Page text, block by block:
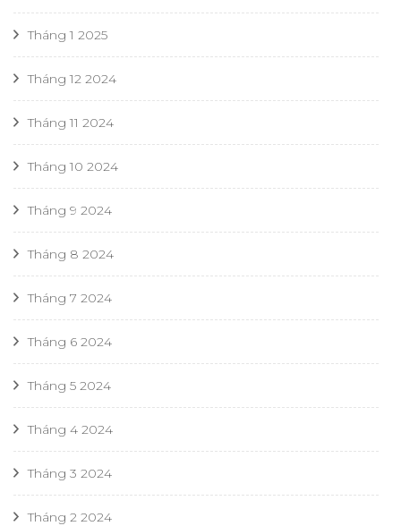
Tháng 1 2025
Tháng 12 2024
Tháng 11 2024
Tháng 10 2024
Tháng 9 2024
Tháng 8 2024
Tháng 7 2024
Tháng 6 2024
Tháng 5 2024
Tháng 4 2024
Tháng 3 2024
Tháng 2 2024